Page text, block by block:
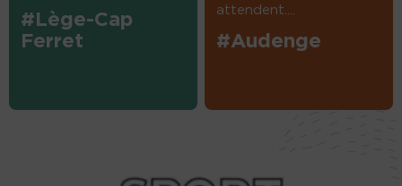
#Lège-Cap
Ferret
attendent....
#Audenge